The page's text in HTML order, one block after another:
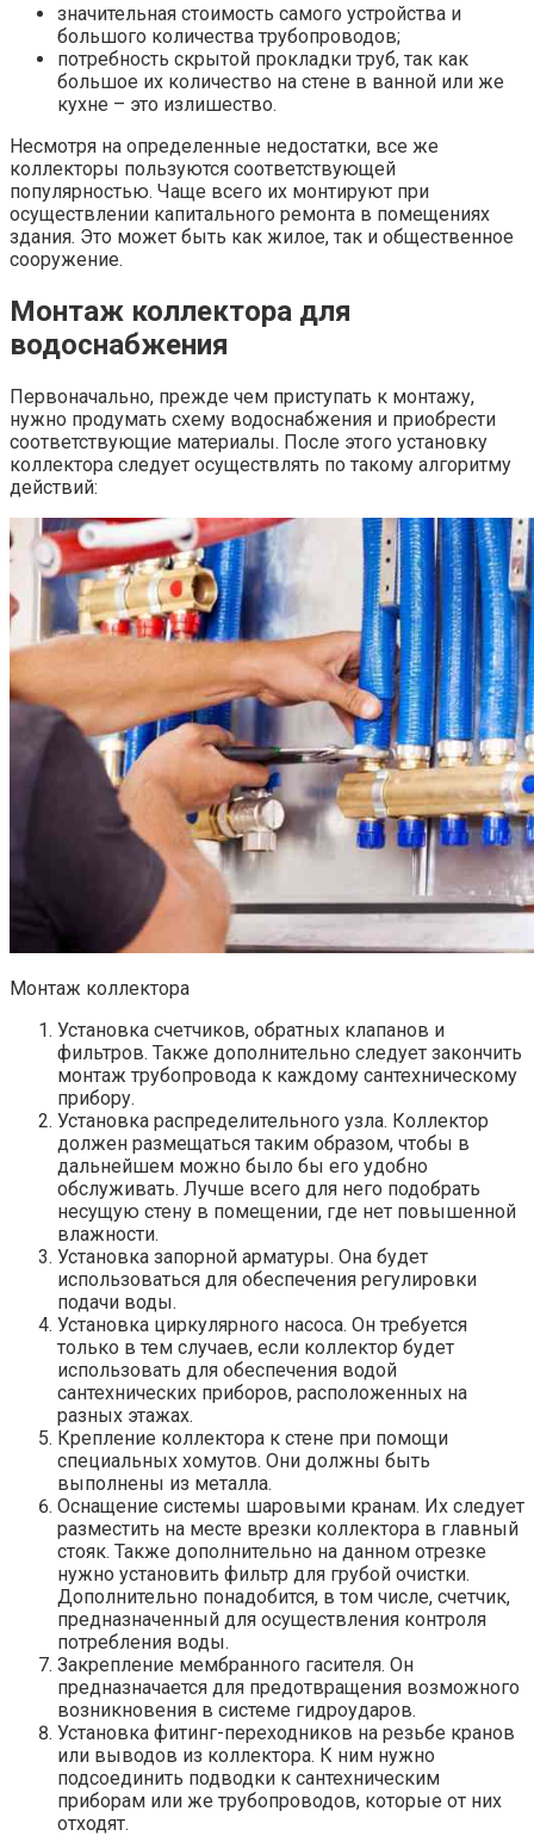
значительная стоимость самого устройства и
большого количества трубопроводов;
потребность скрытой прокладки труб, так как
большое их количество на стене в ванной или же
кухне – это излишество.
Несмотря на определенные недостатки, все же
коллекторы пользуются соответствующей
популярностью. Чаще всего их монтируют при
осуществлении капитального ремонта в помещениях
здания. Это может быть как жилое, так и общественное
сооружение.
Монтаж коллектора для
водоснабжения
Первоначально, прежде чем приступать к монтажу,
нужно продумать схему водоснабжения и приобрести
соответствующие материалы. После этого установку
коллектора следует осуществлять по такому алгоритму
действий:
Монтаж коллектора
Установка счетчиков, обратных клапанов и
фильтров. Также дополнительно следует закончить
монтаж трубопровода к каждому сантехническому
прибору.
Установка распределительного узла. Коллектор
должен размещаться таким образом, чтобы в
дальнейшем можно было бы его удобно
обслуживать. Лучше всего для него подобрать
несущую стену в помещении, где нет повышенной
влажности.
Установка запорной арматуры. Она будет
использоваться для обеспечения регулировки
подачи воды.
Установка циркулярного насоса. Он требуется
только в тем случаев, если коллектор будет
использовать для обеспечения водой
сантехнических приборов, расположенных на
разных этажах.
Крепление коллектора к стене при помощи
специальных хомутов. Они должны быть
выполнены из металла.
Оснащение системы шаровыми кранам. Их следует
разместить на месте врезки коллектора в главный
стояк. Также дополнительно на данном отрезке
нужно установить фильтр для грубой очистки.
Дополнительно понадобится, в том числе, счетчик,
предназначенный для осуществления контроля
потребления воды.
Закрепление мембранного гасителя. Он
предназначается для предотвращения возможного
возникновения в системе гидроударов.
Установка фитинг-переходников на резьбе кранов
или выводов из коллектора. К ним нужно
подсоединить подводки к сантехническим
приборам или же трубопроводов, которые от них
отходят.